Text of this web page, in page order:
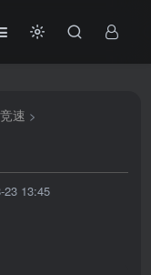
速 >
23 13:45